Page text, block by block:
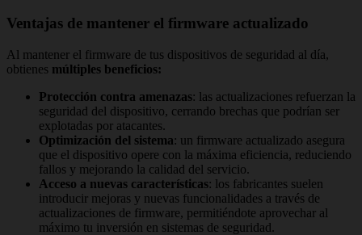
Ventajas de mantener el firmware actualizado
Al mantener el firmware de tus dispositivos de seguridad al día,
obtienes múltiples beneficios:
Protección contra amenazas: las actualizaciones refuerzan la
seguridad del dispositivo, cerrando brechas que podrían ser
explotadas por atacantes.
Optimización del sistema: un firmware actualizado asegura
que el dispositivo opere con la máxima eficiencia, reduciendo
fallos y mejorando la calidad del servicio.
Acceso a nuevas características: los fabricantes suelen
introducir mejoras y nuevas funcionalidades a través de
actualizaciones de firmware, permitiéndote aprovechar al
máximo tu inversión en sistemas de seguridad.